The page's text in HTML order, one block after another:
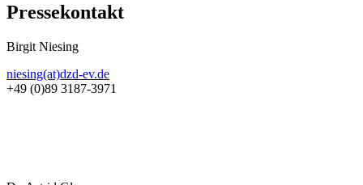
Pressekontakt
Birgit Niesing
niesing(at)dzd-ev.de
+49 (0)89 3187-3971